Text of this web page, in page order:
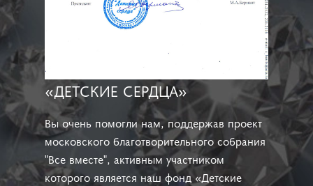
«ДЕТСКИЕ СЕРДЦА»
Вы очень помогли нам, поддержав проект
московского благотворительного собрания
"Все вместе", активным участником
которого является наш фонд «Детские